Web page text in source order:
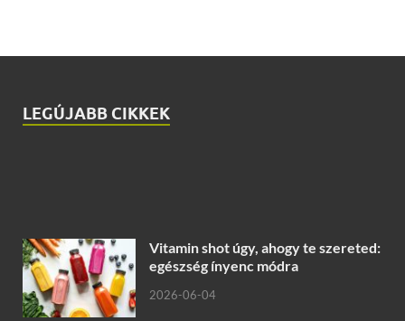
LEGÚJABB CIKKEK
Vitamin shot úgy, ahogy te szereted:
egészség ínyenc módra
2026-06-04